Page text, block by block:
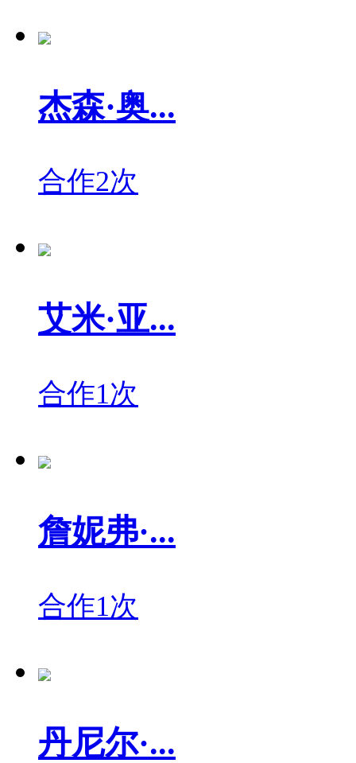
杰森·奥...
合作2次
艾米·亚...
合作1次
詹妮弗·...
合作1次
丹尼尔·...